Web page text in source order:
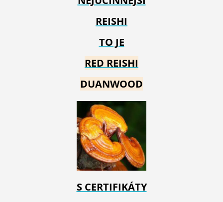
REISHI
TO JE
RED REISHI
DUANWOOD
S CERTIFIKÁTY